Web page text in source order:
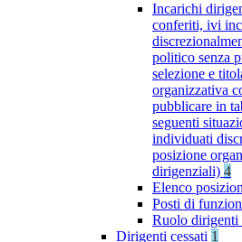
Incarichi
conferiti, ivi
politico senza
selezione e
organizzativa
pubblicare in
seguenti
individuati
posizione
dirigenziali) 4
Elenco
Posti di
Ruolo dirigenti
Dirigenti cessati 1